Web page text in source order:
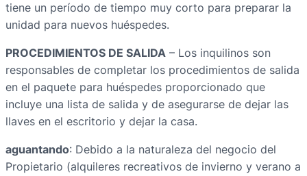
tiene un período de tiempo muy corto para preparar la
unidad para nuevos huéspedes.
PROCEDIMIENTOS DE SALIDA – Los inquilinos son
responsables de completar los procedimientos de salida
en el paquete para huéspedes proporcionado que
incluye una lista de salida y de asegurarse de dejar las
llaves en el escritorio y dejar la casa.
aguantando: Debido a la naturaleza del negocio del
Propietario (alquileres recreativos de invierno y verano a